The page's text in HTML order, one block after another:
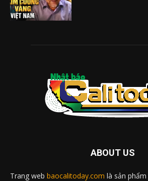
ABOUT US
Trang web baocalitoday.com là sản